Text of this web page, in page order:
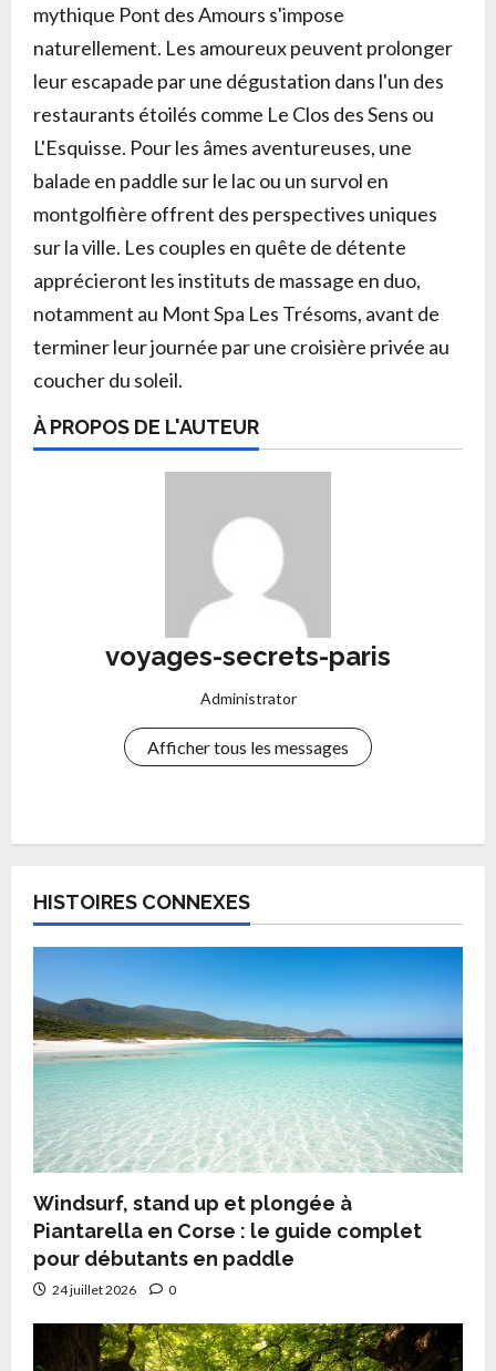
mythique Pont des Amours s'impose
naturellement. Les amoureux peuvent prolonger
leur escapade par une dégustation dans l'un des
restaurants étoilés comme Le Clos des Sens ou
L'Esquisse. Pour les âmes aventureuses, une
balade en paddle sur le lac ou un survol en
montgolfière offrent des perspectives uniques
sur la ville. Les couples en quête de détente
apprécieront les instituts de massage en duo,
notamment au Mont Spa Les Trésoms, avant de
terminer leur journée par une croisière privée au
coucher du soleil.
À PROPOS DE L'AUTEUR
voyages-secrets-paris
Administrator
Afficher tous les messages
s
t
n
a
v
i
g
a
t
HISTOIRES CONNEXES
Windsurf, stand up et plongée à
Piantarella en Corse : le guide complet
pour débutants en paddle
24 juillet 2026 0